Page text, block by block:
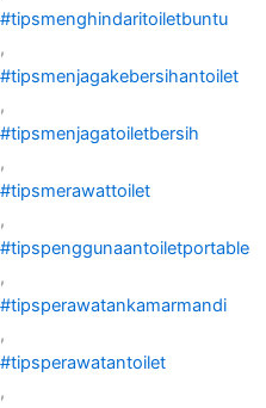
#tipsmenghindaritoiletbuntu
,
#tipsmenjagakebersihantoilet
,
#tipsmenjagatoiletbersih
,
#tipsmerawattoilet
,
#tipspenggunaantoiletportable
,
#tipsperawatankamarmandi
,
#tipsperawatantoilet
,